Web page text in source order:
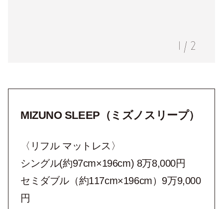
1 / 2
MIZUNO SLEEP（ミズノスリープ）
〈リフル マットレス〉
シングル(約97cm×196cm) 8万8,000円
セミダブル（約117cm×196cm）9万9,000
円